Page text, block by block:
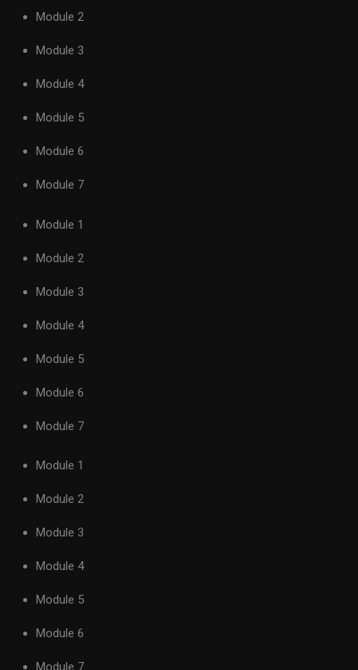
Module 2
Module 3
Module 4
Module 5
Module 6
Module 7
Module 1
Module 2
Module 3
Module 4
Module 5
Module 6
Module 7
Module 1
Module 2
Module 3
Module 4
Module 5
Module 6
Module 7